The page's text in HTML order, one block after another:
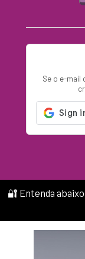
Se o e-mail
🔐 Entenda